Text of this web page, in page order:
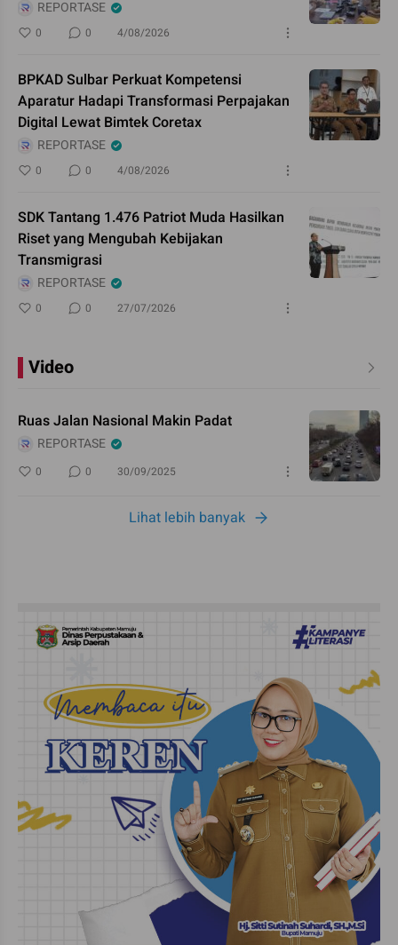
REPORTASE
0 0 4/08/2026
BPKAD Sulbar Perkuat Kompetensi
Aparatur Hadapi Transformasi Perpajakan
Digital Lewat Bimtek Coretax
REPORTASE
0 0 4/08/2026
SDK Tantang 1.476 Patriot Muda Hasilkan
Riset yang Mengubah Kebijakan
Transmigrasi
REPORTASE
0 0 27/07/2026
Video
Ruas Jalan Nasional Makin Padat
REPORTASE
0 0 30/09/2025
Lihat lebih banyak